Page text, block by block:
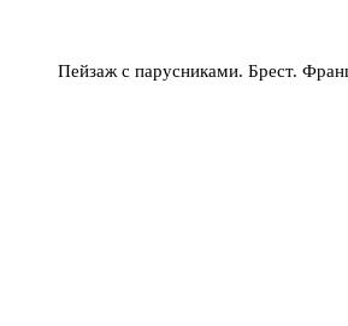
Пейзаж с парусниками. Брест.